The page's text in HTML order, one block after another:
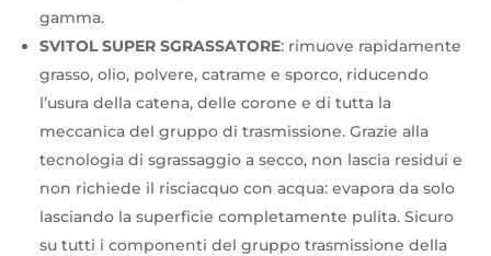
gamma.
SVITOL SUPER SGRASSATORE: rimuove rapidamente
grasso, olio, polvere, catrame e sporco, riducendo
l’usura della catena, delle corone e di tutta la
meccanica del gruppo di trasmissione. Grazie alla
tecnologia di sgrassaggio a secco, non lascia residui e
non richiede il risciacquo con acqua: evapora da solo
lasciando la superficie completamente pulita. Sicuro
su tutti i componenti del gruppo trasmissione della